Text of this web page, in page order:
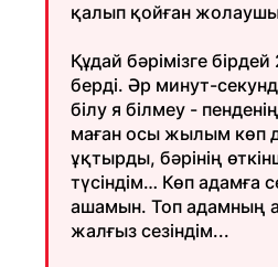
қалып қойған
Құдай бәрімізге бірдей
берді. Әр минут-
білу я білмеу -
маған осы жылым көп
ұқтырды, бәрінің
түсіндім… Көп адамға
ашамын. Топ адамның
жалғыз сезіндім...